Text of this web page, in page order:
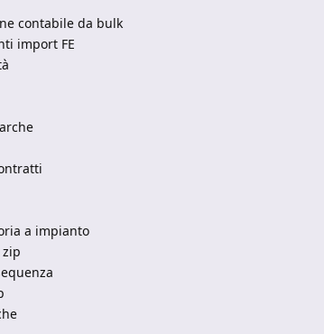
contabile da bulk
import FE
a impianto